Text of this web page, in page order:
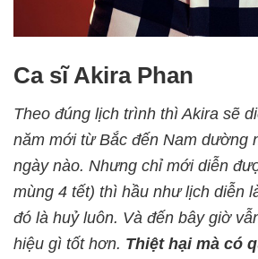
Ca sĩ Akira Phan
Theo đúng lịch trình thì Akira sẽ
năm mới từ Bắc đến Nam dường
ngày nào. Nhưng chỉ mới diễn
mùng 4 tết) thì hầu như lịch diễn
đó là huỷ luôn. Và đến bây giờ
hiệu gì tốt hơn. Thiệt hại mà có